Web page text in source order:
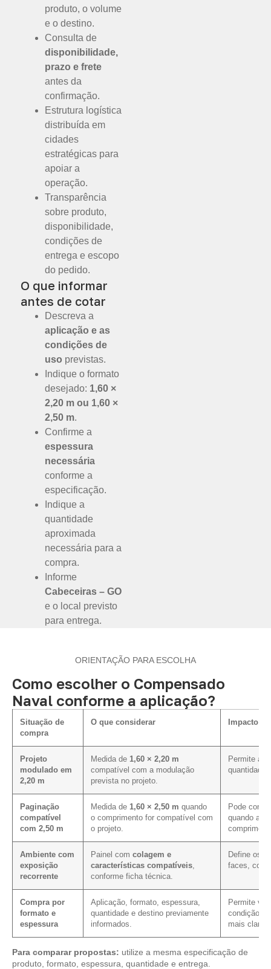
produto, o volume
e o destino.
Consulta de
disponibilidade,
prazo e frete
antes da
confirmação.
Estrutura logística
distribuída em
cidades
estratégicas para
apoiar a
operação.
Transparência
sobre produto,
disponibilidade,
condições de
entrega e escopo
do pedido.
O que informar
antes de cotar
Descreva a
aplicação e as
condições de
uso previstas.
Indique o formato
desejado: 1,60 ×
2,20 m ou 1,60 ×
2,50 m.
Confirme a
espessura
necessária
conforme a
especificação.
Indique a
quantidade
aproximada
necessária para a
compra.
Informe
Cabeceiras – GO
e o local previsto
para entrega.
ORIENTAÇÃO PARA ESCOLHA
Como escolher o Compensado
Naval conforme a aplicação?
Situação de
compra
O que considerar Impacto
Projeto
modulado em
2,20 m
Medida de 1,60 × 2,20 m
compatível com a modulação
prevista no projeto.
Permite
quantidade
Paginação
compatível
com 2,50 m
Medida de 1,60 × 2,50 m quando
o comprimento for compatível com
o projeto.
Pode
quando a
Ambiente com
exposição
recorrente
Painel com colagem e
características compatíveis
conforme ficha técnica.
Define os
faces,
Compra por
formato e
espessura
Aplicação, formato, espessura,
quantidade e destino previamente
informados.
Permite
condição
mais
Para comparar propostas: utilize a mesma especificação de
produto, formato, espessura, quantidade e entrega.